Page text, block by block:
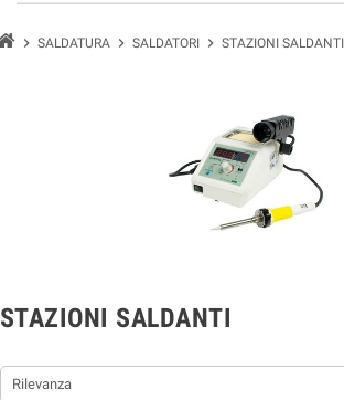
chevron_right SALDATURA chevron_right SALDATORI chevron_right STAZIONI SALDANTI
STAZIONI SALDANTI
Rilevanza